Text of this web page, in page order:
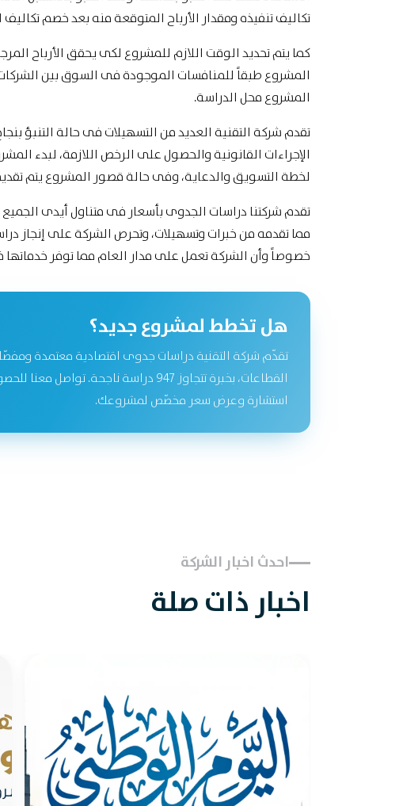
تكاليف تنفيذه ومقدار الأرباح المتوقعة منه بعد خصم
كما يتم تحديد الوقت اللازم للمشروع لكى يحقق الأرباح
المشروع طبقاً للمنافسات الموجودة فى السوق بين الشركات
المشروع محل الدراسة.
تقدم شركة التقنية العديد من التسهيلات فى حالة التنبؤ
الإجراءات القانونية والحصول على الرخص اللازمة، لبدء
لخطة التسويق والدعاية، وفى حالة قصور المشروع يتم
تقدم شركتنا دراسات الجدوى بأسعار فى متناول أيدى الجميع
مما تقدمه من خبرات وتسهيلات، وتحرص الشركة على إنجاز
خصوصاً وأن الشركة تعمل على مدار العام مما توفر
هل تخطط لمشروع جديد؟
تقدّم شركة التقنية دراسات جدوى اقتصادية معتمدة
القطاعات، بخبرة تتجاوز 947 دراسة ناجحة. تواصل
استشارة وعرض سعر مخصّص لمشروعك.
احدث اخبار الشركة
اخبار ذات صلة